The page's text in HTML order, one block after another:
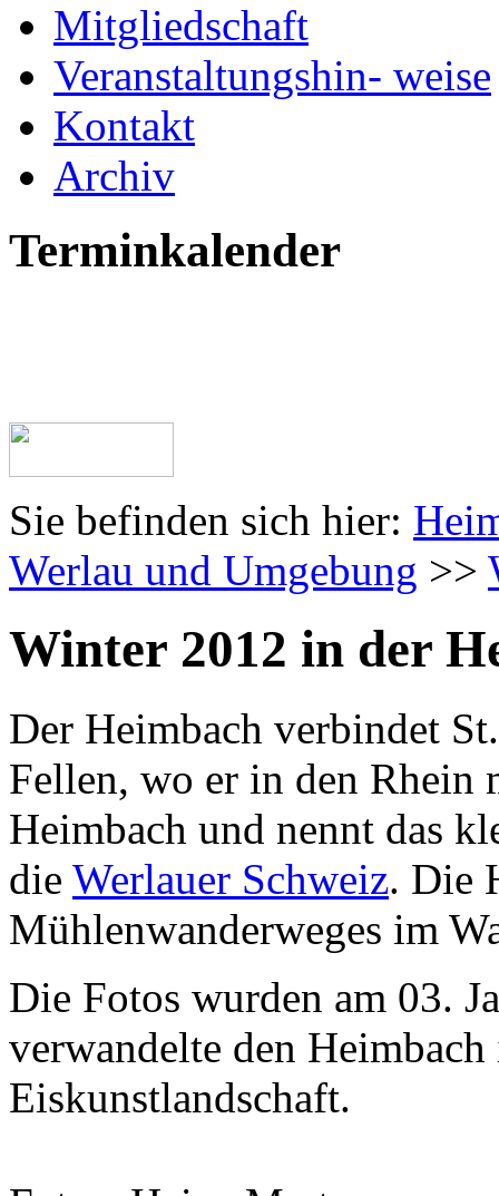
Mitgliedschaft
Veranstaltungshin- weise
Kontakt
Archiv
Terminkalender
Sie befinden sich hier:
Werlau und Umgebung >>
Winter 2012 in der
Der Heimbach verbindet
Fellen, wo er in den Rhein
Heimbach und nennt das
die Werlauer Schweiz. Die
Mühlenwanderweges im
Die Fotos wurden am 03.
verwandelte den
Eiskunstlandschaft.